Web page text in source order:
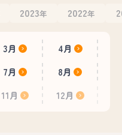
2023年 2022年
3月
4月
7月
8月
11月 12月